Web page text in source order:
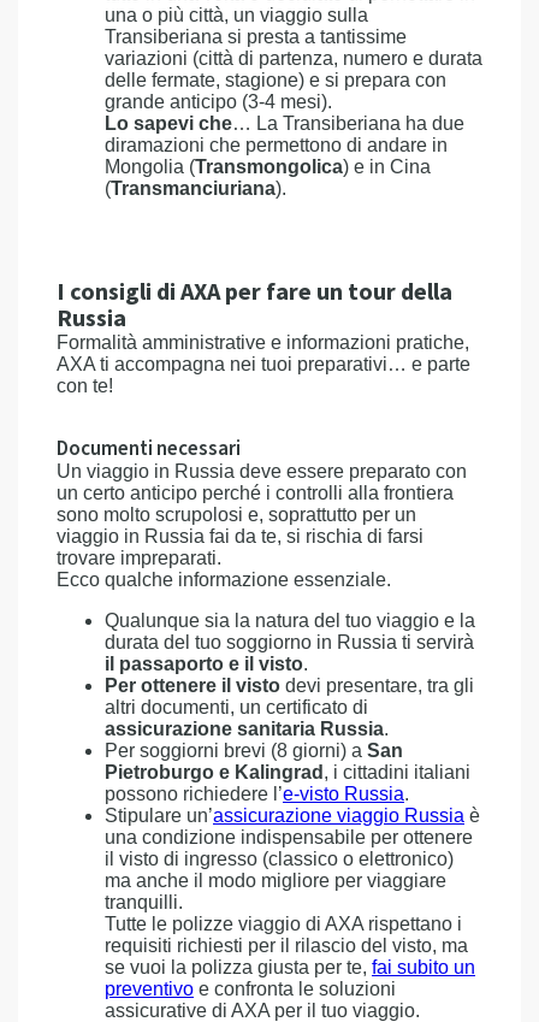
una o più città, un viaggio sulla
Transiberiana si presta a tantissime
variazioni (città di partenza, numero e durata
delle fermate, stagione) e si prepara con
grande anticipo (3-4 mesi).
Lo sapevi che… La Transiberiana ha due
diramazioni che permettono di andare in
Mongolia (Transmongolica) e in Cina
(Transmanciuriana).
I consigli di AXA per fare un tour della
Russia
Formalità amministrative e informazioni pratiche,
AXA ti accompagna nei tuoi preparativi… e parte
con te!
Documenti necessari
Un viaggio in Russia deve essere preparato con
un certo anticipo perché i controlli alla frontiera
sono molto scrupolosi e, soprattutto per un
viaggio in Russia fai da te, si rischia di farsi
trovare impreparati.
Ecco qualche informazione essenziale.
Qualunque sia la natura del tuo viaggio e la
durata del tuo soggiorno in Russia ti servirà
il passaporto e il visto.
Per ottenere il visto devi presentare, tra gli
altri documenti, un certificato di
assicurazione sanitaria Russia.
Per soggiorni brevi (8 giorni) a San
Pietroburgo e Kalingrad , i cittadini italiani
possono richiedere l’e-visto Russia.
Stipulare un’assicurazione viaggio Russia è
una condizione indispensabile per ottenere
il visto di ingresso (classico o elettronico)
ma anche il modo migliore per viaggiare
tranquilli.
Tutte le polizze viaggio di AXA rispettano i
requisiti richiesti per il rilascio del visto, ma
se vuoi la polizza giusta per te, fai subito un
preventivo e confronta le soluzioni
assicurative di AXA per il tuo viaggio.